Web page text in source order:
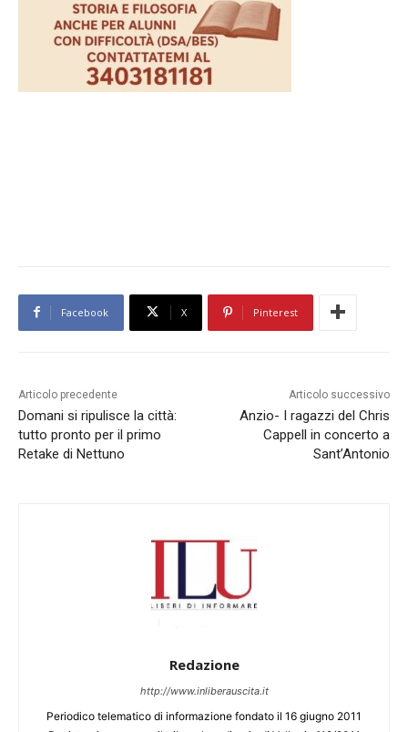
Facebook X Pinterest
Articolo precedente
Domani si ripulisce la città:
tutto pronto per il primo
Retake di Nettuno
Articolo successivo
Anzio- I ragazzi del Chris
Cappell in concerto a
Sant’Antonio
Redazione
http://www.inliberauscita.it
Periodico telematico di informazione fondato il 16 giugno 2011